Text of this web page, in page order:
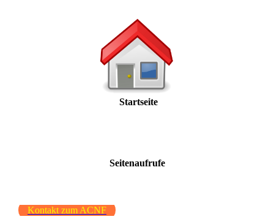
Startseite
Seitenaufrufe
Kontakt zum ACNF